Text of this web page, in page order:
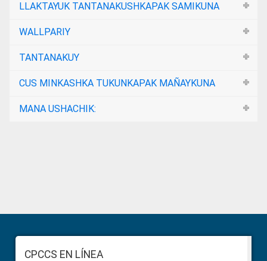
LLAKTAYUK TANTANAKUSHKAPAK SAMIKUNA
WALLPARIY
TANTANAKUY
CUS MINKASHKA TUKUNKAPAK MAÑAYKUNA
MANA USHACHIK:
Sidebar
FooterCPCCS EN LÍNEA